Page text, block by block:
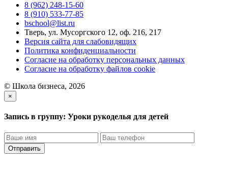
8 (962) 248-15-60
8 (910) 533-77-85
bschool@list.ru
Тверь, ул. Мусоргского 12, оф. 216, 217
Версия сайта для слабовидящих
Политика конфиденциальности
Согласие на обработку персональных данных
Согласие на обработку файлов cookie
© Школа бизнеса, 2026
×
Запись в группу: Уроки рукоделья для детей
Отправить